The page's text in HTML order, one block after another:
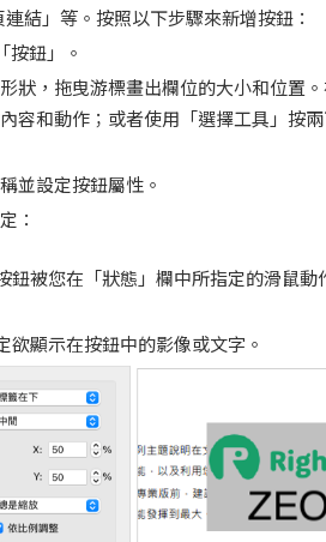
結」等。按照以下步驟來新增按鈕：
按鈕」。
狀，拖曳游標畫出欄位的大小和位置
容和動作；或者使用「選擇工具」按
並設定按鈕屬性。
：
鈕被您在「狀態」欄中所指定的滑鼠動
欲顯示在按鈕中的影像或文字。